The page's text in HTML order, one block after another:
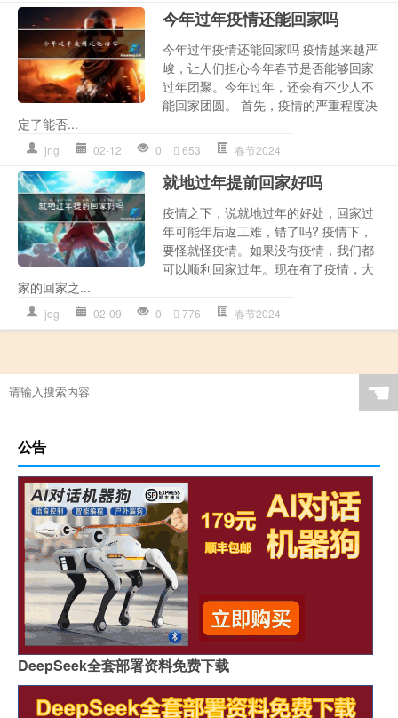
今年过年疫情还能回家吗
今年过年疫情还能回家吗 疫情越来越严
峻，让人们担心今年春节是否能够回家
过年团聚。今年过年，还会有不少人不
能回家团圆。 首先，疫情的严重程度决
定了能否...
jng 02-12 0 653 春节2024
就地过年提前回家好吗
疫情之下，说就地过年的好处，回家过
年可能年后返工难，错了吗? 疫情下，
要怪就怪疫情。如果没有疫情，我们都
可以顺利回家过年。现在有了疫情，大
家的回家之...
jdg 02-09 0 776 春节2024
☚
公告
DeepSeek全套部署资料免费下载